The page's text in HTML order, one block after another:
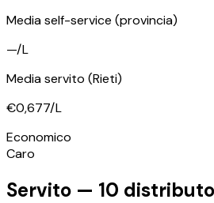
Media self-service (provincia)
—/L
Media servito (Rieti)
€0,677/L
Economico
Caro
Servito — 10